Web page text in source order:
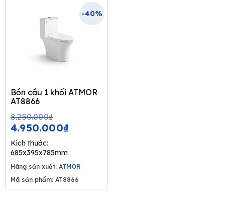
-40%
Bồn cầu 1 khối ATMOR
AT8866
8.250.000₫Original
price
8.250.000₫.
4.950.000₫price
Kích thước:
685x395x785mm
Hãng sản xuất: ATMOR
Mã sản phẩm: AT8866